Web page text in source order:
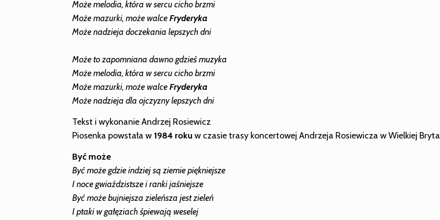
Może melodia, która w sercu cicho brzmi
Może mazurki, może walceFryderyka
Może nadzieja doczekania lepszych dni
Może to zapomniana dawno gdzieś muzyka
Może melodia, która w sercu cicho brzmi
Może mazurki, może walceFryderyka
Może nadzieja dla ojczyzny lepszych dni
Tekst i wykonanie Andrzej Rosiewicz
Piosenka powstała w 1984 roku w czasie trasy koncertowej Andrzeja Rosiewicza w Wielkiej
Być może
Być może gdzie indziej są ziemie piękniejsze
I noce gwiaździstsze i ranki jaśniejsze
Być może bujniejsza zieleńsza jest zieleń
I ptaki w gałęziach śpiewają weselej